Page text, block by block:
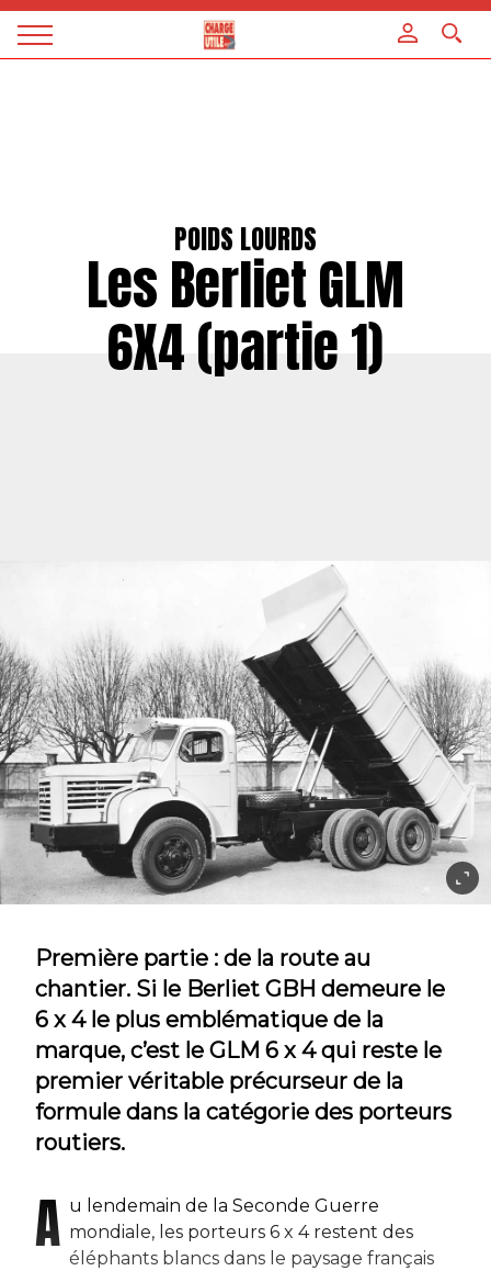
Magazine
POIDS LOURDS
Les Berliet GLM
6X4 (partie 1)
Première partie : de la route au
chantier. Si le Berliet GBH demeure le
6 x 4 le plus emblématique de la
marque, c’est le GLM 6 x 4 qui reste le
premier véritable précurseur de la
formule dans la catégorie des porteurs
routiers.
A u lendemain de la Seconde Guerre
mondiale, les porteurs 6 x 4 restent des
éléphants blancs dans le paysage français
Panneau de gestion des cookies